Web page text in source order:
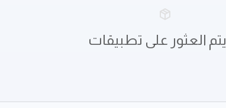
العثور على تطبيقات